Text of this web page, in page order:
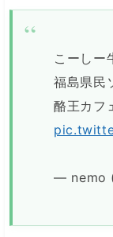
こーしー
福島県民
酪王カフ
— nemo